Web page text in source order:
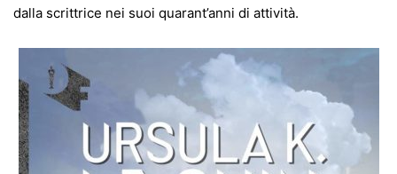
dalla scrittrice nei suoi quarant’anni di attività.